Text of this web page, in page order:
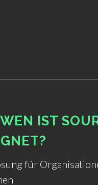
IST
für